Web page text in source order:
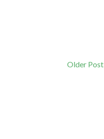
Older Post